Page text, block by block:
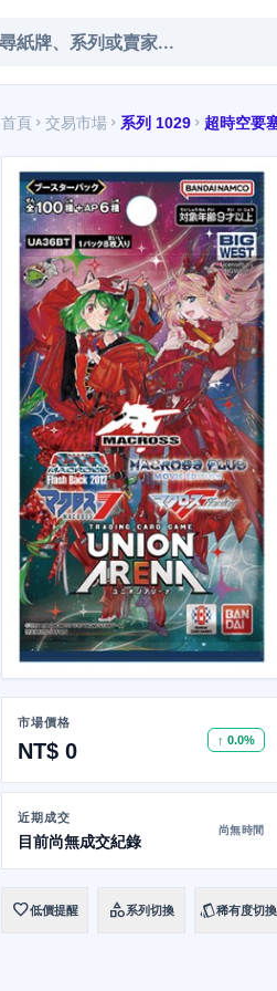
首頁 chevron_right 交易市場 chevron_right 系列 1029 chevron_right 超時空要
市場價格
NT$ 0 ↑ 0.0%
近期成交
目前尚無成交紀錄
尚無時間
favorite低價提醒 category系列切換 style稀有度切換